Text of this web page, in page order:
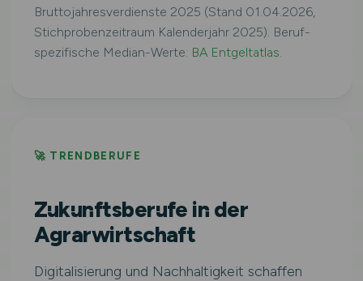
Bruttojahresverdienste 2025 (Stand 01.04.2026,
Stichprobenzeitraum Kalenderjahr 2025). Beruf-
spezifische Median-Werte: BA Entgeltatlas.
🚀 TRENDBERUFE
Zukunftsberufe in der
Agrarwirtschaft
Digitalisierung und Nachhaltigkeit schaffen